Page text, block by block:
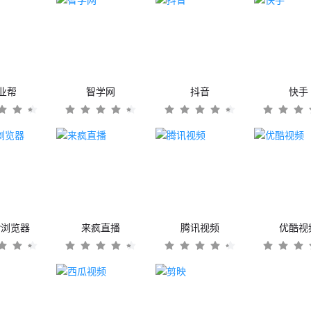
帮 智学网 抖音 快手
览器 来疯直播 腾讯视频 优酷视